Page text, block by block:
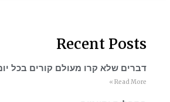
Recent Posts
דברים שלא קרו מעולם קורים בכל
Read More »